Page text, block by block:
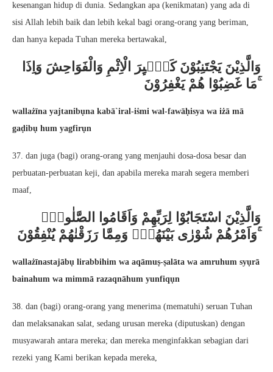
kesenangan hidup di dunia. Sedangkan apa (kenikmatan) yang ada di
sisi Allah lebih baik dan lebih kekal bagi orang-orang yang beriman,
dan hanya kepada Tuhan mereka bertawakal,
وَالَّذِيْنَ يَجْتَنِبُوْنَ كَبٰۤىِٕرَ الْاِثْمِ وَالْفَوَاحِشَ وَاِذَا
مَا غَضِبُوْا هُمْ يَغْفِرُوْنَ ۚ
wallażīna yajtanibụna kabā`iral-iṡmi wal-fawāḥisya wa iżā mā
gaḍibụ hum yagfirụn
37. dan juga (bagi) orang-orang yang menjauhi dosa-dosa besar dan
perbuatan-perbuatan keji, dan apabila mereka marah segera memberi
maaf,
وَالَّذِيْنَ اسْتَجَابُوْا لِرَبِّهِمْ وَاَقَامُوا الصَّلٰوةَۖ
وَاَمْرُهُمْ شُوْرٰى بَيْنَهُمْۖ وَمِمَّا رَزَقْنٰهُمْ يُنْفِقُوْنَ ۚ
wallażīnastajābụ lirabbihim wa aqāmuṣ-ṣalāta wa amruhum syụrā
bainahum wa mimmā razaqnāhum yunfiqụn
38. dan (bagi) orang-orang yang menerima (mematuhi) seruan Tuhan
dan melaksanakan salat, sedang urusan mereka (diputuskan) dengan
musyawarah antara mereka; dan mereka menginfakkan sebagian dari
rezeki yang Kami berikan kepada mereka,